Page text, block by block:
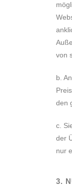
von
b.
den
c.
der
nur
3.